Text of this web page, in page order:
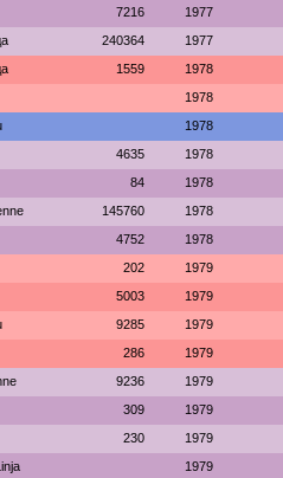
7216 1977
240364 1977
1559 1978
1978
1978
4635 1978
84 1978
145760 1978
4752 1978
202 1979
5003 1979
9285 1979
286 1979
9236 1979
309 1979
230 1979
1979